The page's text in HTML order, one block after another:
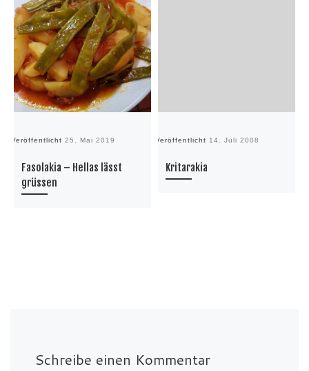
Veröffentlicht 25. Mai 2019
Fasolakia – Hellas lässt
grüssen
Veröffentlicht 14. Juli 2008
Kritarakia
Schreibe einen Kommentar